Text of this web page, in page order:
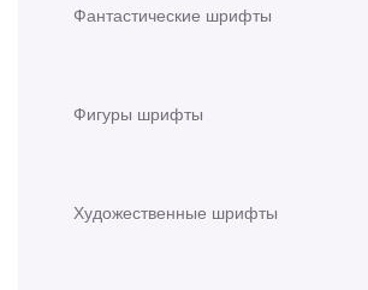
Фантастические шрифты
Фигуры шрифты
Художественные шрифты